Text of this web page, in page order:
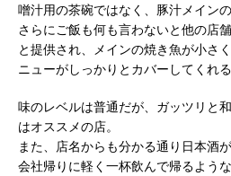
噌汁用の茶碗ではなく、豚汁メイン
さらにご飯も何も言わないと他の店
と提供され、メインの焼き魚が小さ
ニューがしっかりとカバーしてくれる
味のレベルは普通だが、ガッツリと
はオススメの店。
また、店名からも分かる通り日本酒
会社帰りに軽く一杯飲んで帰るよう